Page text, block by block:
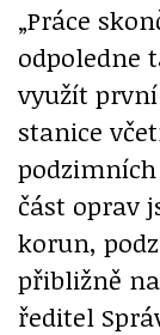
„Práce
odpoledne
využít
stanice
část oprav
korun,
přibližně
ředitel